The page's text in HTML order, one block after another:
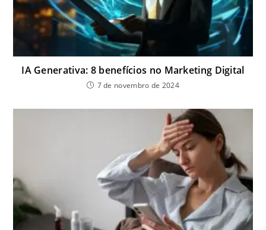
IA Generativa: 8 benefícios no Marketing Digital
7 de novembro de 2024